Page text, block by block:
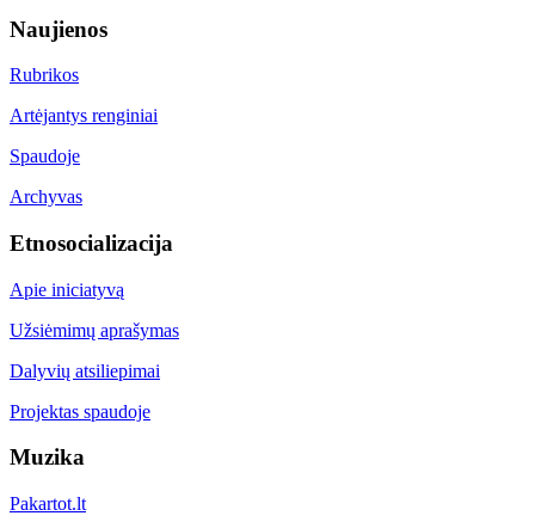
Naujienos
Rubrikos
Artėjantys renginiai
Spaudoje
Archyvas
Etnosocializacija
Apie iniciatyvą
Užsiėmimų aprašymas
Dalyvių atsiliepimai
Projektas spaudoje
Muzika
Pakartot.lt